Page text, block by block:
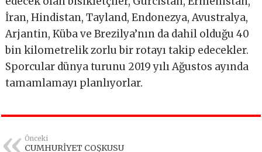
İran, Hindistan, Tayland, Endonezya, Avustralya,
Arjantin, Küba ve Brezilya’nın da dahil olduğu 40
bin kilometrelik zorlu bir rotayı takip edecekler.
Sporcular dünya turunu 2019 yılı Ağustos ayında
tamamlamayı planlıyorlar.
Önceki
CUMHURİYET COŞKUSU